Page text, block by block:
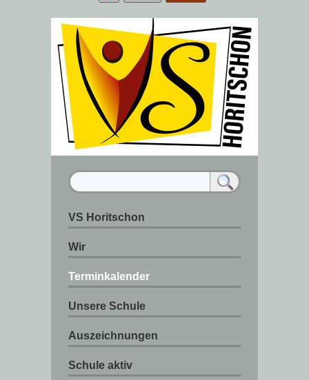
VS Horitschon
Wir
Terminkalender
Unsere Schule
Auszeichnungen
Schule aktiv